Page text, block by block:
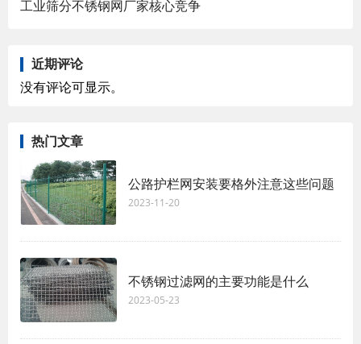
工业筛分不锈钢网厂家核心竞争
近期评论
没有评论可显示。
热门文章
公路护栏网安装要格外注意这些问题
2023-11-20
不锈钢过滤网的主要功能是什么
2023-05-23